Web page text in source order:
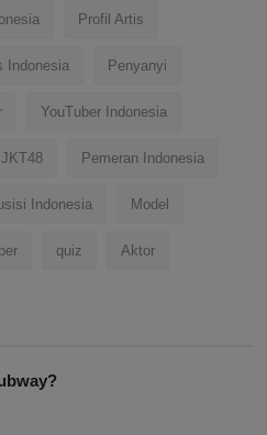
Profil Artis
Indonesia Penyanyi
YouTuber Indonesia
Pemeran Indonesia
Indonesia Model
quiz Aktor